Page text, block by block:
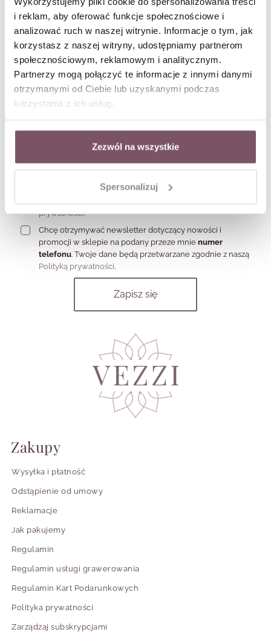
i reklam, aby oferować funkcje społecznościowe i
analizować ruch w naszej witrynie. Informacje o tym, jak
korzystasz z naszej witryny, udostępniamy partnerom
społecznościowym, reklamowym i analitycznym.
Partnerzy mogą połączyć te informacje z innymi danymi
otrzymanymi od Ciebie lub uzyskanymi podczas
korzystania z ich usług.
Zezwól na wszystkie
Spersonalizuj
pytanie „Jak dobrać odpowiednią biżuterię do
stylu?” warto zadać trochę inaczej: “Co chcę dziś
Newsletter
Zapisując się otrzymasz
RABAT -10% W PREZENCIE NA
, informacje o nowościach i
bestsellerach, zniżki i rabaty na różne okazje, dostęp do
nowinek modowych.
Formularz zapisu do newslettera
promocji w sklepie na podany przeze mnie adres e-mail.
prywatności.
Chcę otrzymywać newsletter dotyczący nowości i
promocji w sklepie na podany przeze mnie numer
telefonu. Twoje dane będą przetwarzane zgodnie z naszą
Polityką prywatności.
Zakupy
Wysyłka i płatność
Odstąpienie od umowy
Reklamacje
Jak pakujemy
Regulamin
Regulamin usługi grawerowania
Regulamin Kart Podarunkowych
Polityka prywatności
Zarządzaj subskrypcjami